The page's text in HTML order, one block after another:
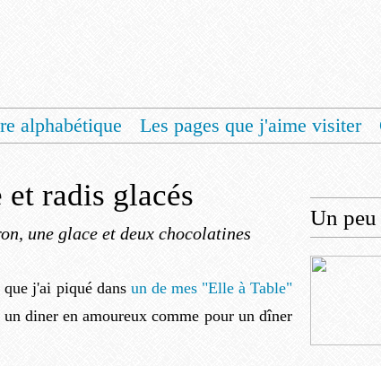
alphabétique Les pages que j'aime visiter
radis glacés
une glace et deux chocolatines
j'ai piqué dans un de mes "Elle à Table"
diner en amoureux comme pour un dîner
Un